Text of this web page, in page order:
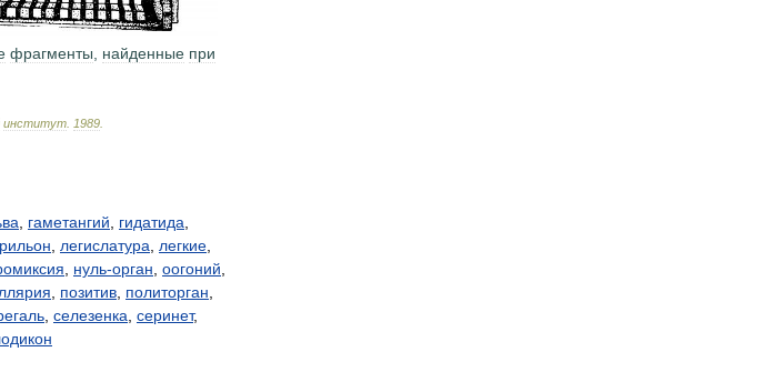
фрагменты, найденные при
институт 1989
, гаметангий, гидатида,
, легислатура, легкие,
, нуль-орган, оогоний,
, позитив, политорган,
, селезенка, серинет,